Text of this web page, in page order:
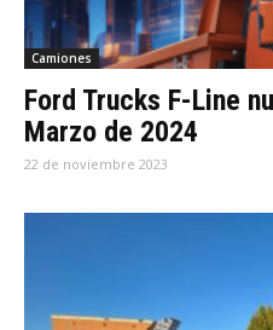
Camiones
Ford Trucks F-Line
Marzo de 2024
22 de noviembre 2023